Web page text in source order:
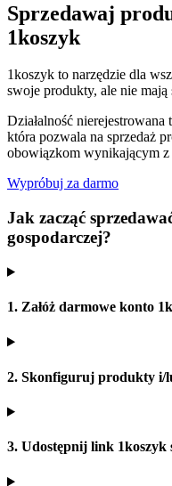
Sprzedawaj
1koszyk
1koszyk to narzędzie dla
swoje produkty, ale nie
Działalność nierejestrowana
która pozwala na sprzedaż
obowiązkom wynikającym z
Wypróbuj za darmo
Jak zacząć
gospodarczej?
1. Załóż darmowe konto
2. Skonfiguruj produkty i/
3. Udostępnij link 1koszyk